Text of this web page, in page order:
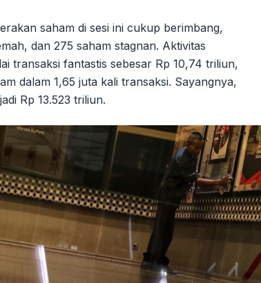
saham di sesi ini cukup berimbang,
dan 275 saham stagnan. Aktivitas
transaksi fantastis sebesar Rp 10,74 triliun,
dalam 1,65 juta kali transaksi. Sayangnya,
Rp 13.523 triliun.